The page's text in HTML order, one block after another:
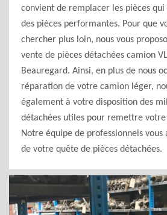
convient de remplacer les pièces
des pièces performantes. Pour que
chercher plus loin, nous vous
vente de pièces détachées camion
Beauregard. Ainsi, en plus de nous
réparation de votre camion léger,
également à votre disposition des
détachées utiles pour remettre
Notre équipe de professionnels
de votre quête de pièces détachées.